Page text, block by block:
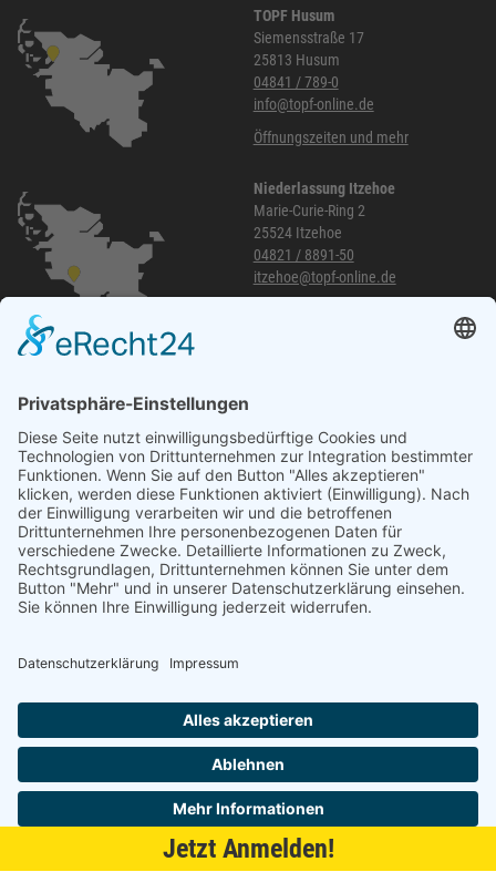
Jetzt Anmelden!
TOPF Husum
Siemensstraße 17
25813 Husum
04841 / 789-0
info@topf-online.de
Öffnungszeiten und mehr
Niederlassung Itzehoe
Marie-Curie-Ring 2
25524 Itzehoe
04821 / 8891-50
itzehoe@topf-online.de
040 / 21 04 04 04-04
glinde@topf-online.de
Öffnungszeiten und mehr
Desktop-Version